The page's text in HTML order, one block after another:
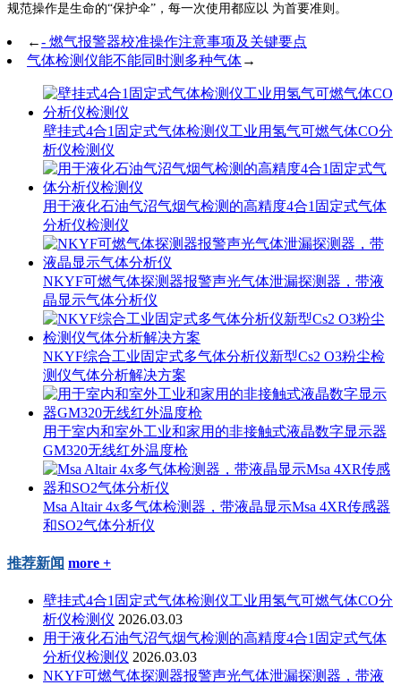
规范操作是生命的“保护伞”，每一次使用都应以 为首要准则。‌
←- 燃气报警器校准操作注意事项及关键要点
气体检测仪能不能同时测多种气体→
壁挂式4合1固定式气体检测仪工业用氢气可燃气体CO分
析仪检测仪
用于液化石油气沼气烟气检测的高精度4合1固定式气体
分析仪检测仪
NKYF可燃气体探测器报警声光气体泄漏探测器，带液
晶显示气体分析仪
NKYF综合工业固定式多气体分析仪新型Cs2 O3粉尘检
测仪气体分析解决方案
用于室内和室外工业和家用的非接触式液晶数字显示器
GM320无线红外温度枪
Msa Altair 4x多气体检测器，带液晶显示Msa 4XR传感器
和SO2气体分析仪
推荐新闻 more +
壁挂式4合1固定式气体检测仪工业用氢气可燃气体CO分
析仪检测仪 2026.03.03
用于液化石油气沼气烟气检测的高精度4合1固定式气体
分析仪检测仪 2026.03.03
NKYF可燃气体探测器报警声光气体泄漏探测器，带液